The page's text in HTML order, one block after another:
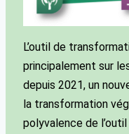
L’outil de
principalement sur
depuis 2021, un
la transformation
polyvalence de